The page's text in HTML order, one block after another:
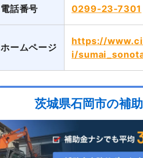
電話番号 0299-23-7301
ホームページ
https://
i/
茨城県石岡市の補